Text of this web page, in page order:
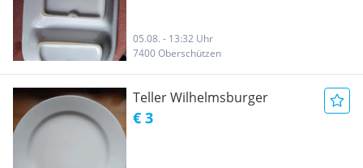
05.08. - 13:32 Uhr
7400 Oberschützen
Teller Wilhelmsburger
€ 3